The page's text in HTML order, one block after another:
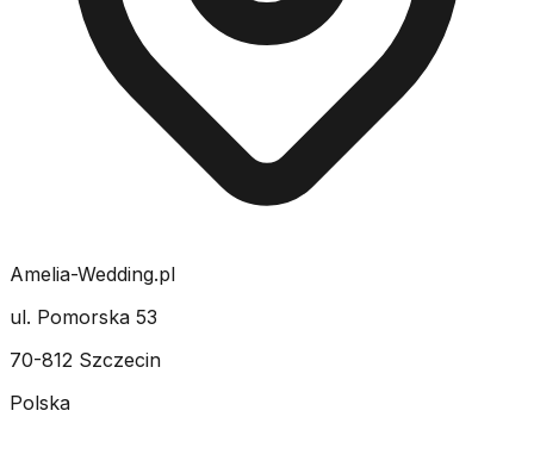
Amelia-Wedding.pl
ul. Pomorska 53
70-812 Szczecin
Polska